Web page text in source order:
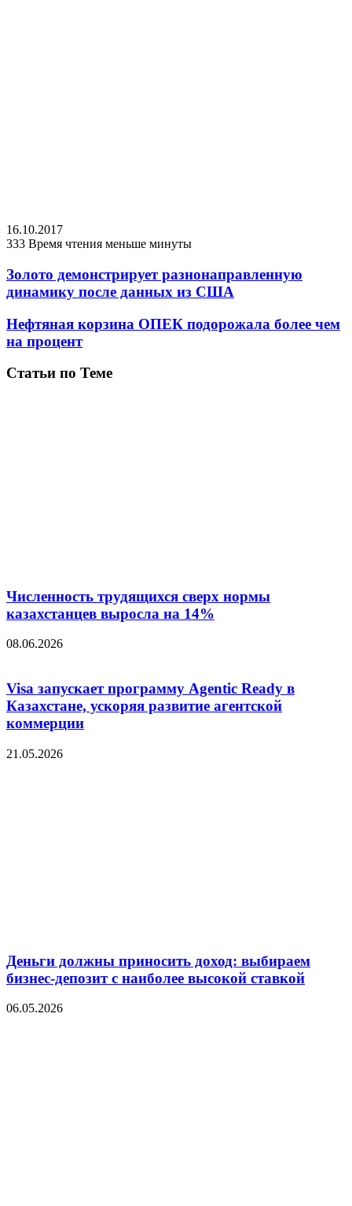
16.10.2017
333 Время чтения меньше минуты
Золото демонстрирует разнонаправленную
динамику после данных из США
Нефтяная корзина ОПЕК подорожала более чем
на процент
Статьи по Теме
Численность трудящихся сверх нормы
казахстанцев выросла на 14%
08.06.2026
Visa запускает программу Agentic Ready в
Казахстане, ускоряя развитие агентской
коммерции
21.05.2026
Деньги должны приносить доход: выбираем
бизнес-депозит с наиболее высокой ставкой
06.05.2026